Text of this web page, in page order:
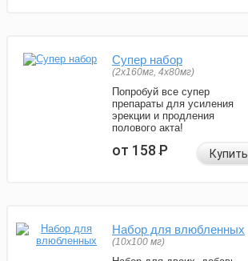
Супер набор
(2х160мг, 4х80мг)
Попробуй все супер
препараты для усиления
эрекции и продления
полового акта!
от 158Р Купить
Набор для влюбленных
(10х100 мг)